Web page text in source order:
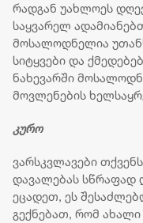
რადგან უახლოეს
საყვარელ
მოსალოდნელია
სიტყვები და
ნახევარში
მოვლენების
კურო
ვარსკვლავები
დავალებას სწრაფად
ეცადეთ, ეს
გექნებათ, რომ